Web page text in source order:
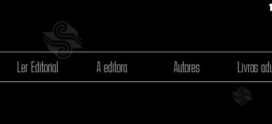
Ler Editorial A editora Autores Livros